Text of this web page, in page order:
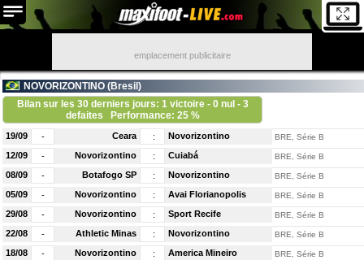
emplacement publicitaire
NOVORIZONTINO (Bresil )
Bilan sur les 30 derniers jours: 1 victoire - 0 nul - 3
defaites
Performance: 25 %
19/09 - Ceara : Novorizontino BRE, Série B
12/09 - Novorizontino : Cuiabá BRE, Série B
08/09 - Botafogo SP : Novorizontino BRE, Série B
05/09 - Novorizontino : Avai Florianopolis BRE, Série B
29/08 - Novorizontino : Sport Recife BRE, Série B
22/08 - Athletic Minas : Novorizontino BRE, Série B
18/08 - Novorizontino : America Mineiro BRE, Série B